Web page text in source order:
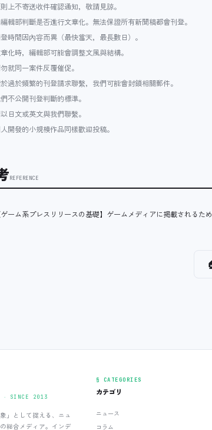
上不寄送收件確認通知，敬請見諒。
輯部判斷是否進行文章化。無法保證所有新聞稿都會刊登。
時間因內容而異（最快當天，最長數日）。
化時，編輯部可能會調整文風與結構。
就同一案件反覆催促。
過於頻繁的刊登請求聯繫，我們可能會封鎖相關郵件。
不公開刊登判斷的標準。
日文或英文與我們聯繫。
開發的小規模作品同樣歡迎投稿。
REFERENCE
ゲーム系プレスリリースの基礎】ゲームメディアに掲載されるた
‧ SINCE 2013
」として捉える、ニュ
総合メディア。インデ
§ CATEGORIES
カテゴリ
ニュース
コラム